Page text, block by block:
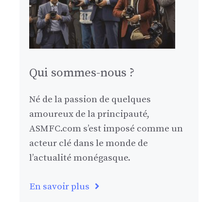
Qui sommes-nous ?
Né de la passion de quelques
amoureux de la principauté,
ASMFC.com s’est imposé comme un
acteur clé dans le monde de
l’actualité monégasque.
En savoir plus